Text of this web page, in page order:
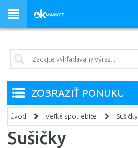
ZOBRAZIŤ PONUKU
Úvod Veľké spotrebiče Sušičky
Sušičky